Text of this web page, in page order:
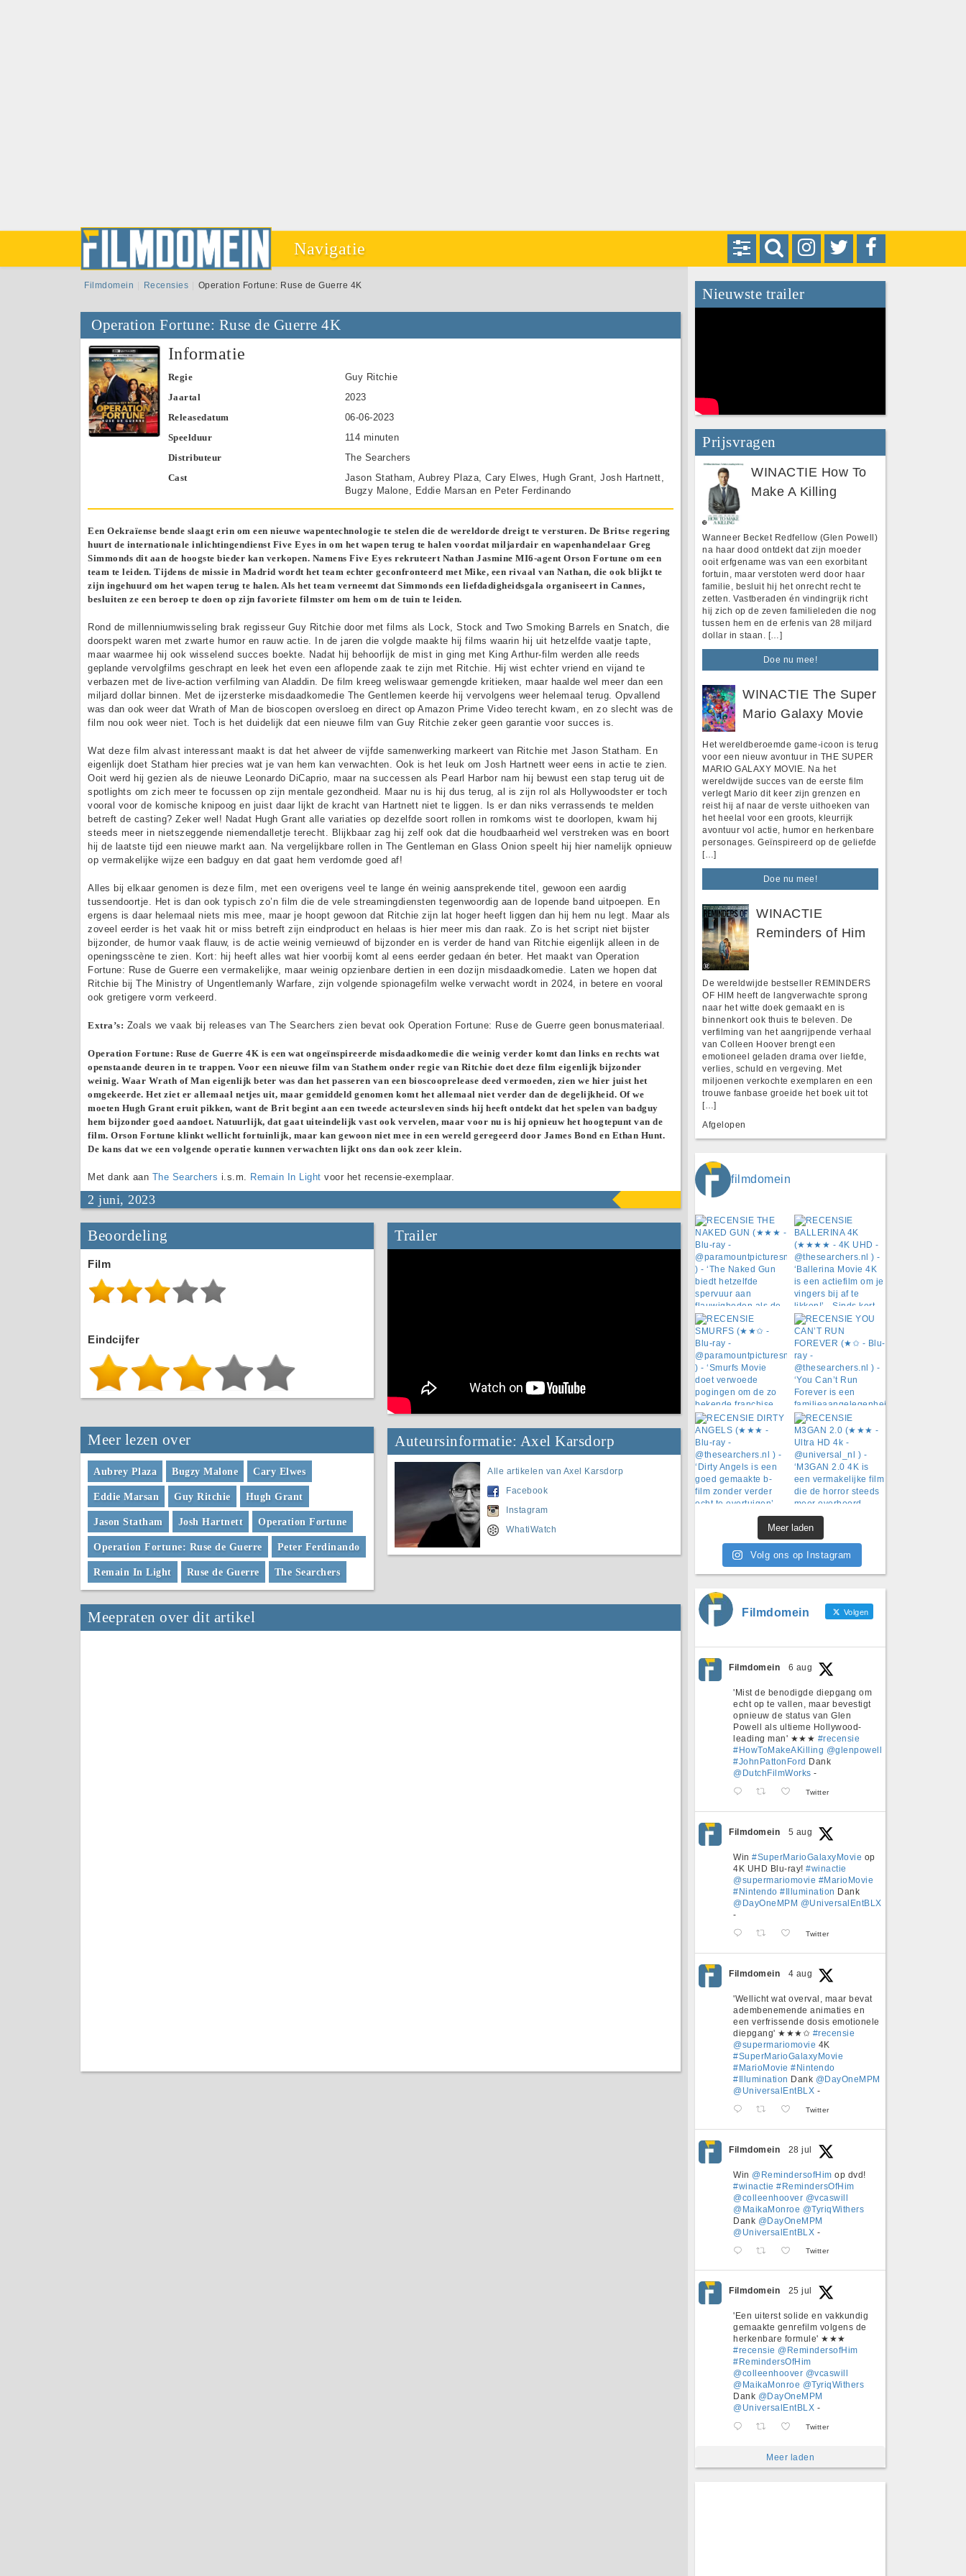
Navigatie
Filmdomein Recensies Operation Fortune: Ruse de Guerre 4K
Operation Fortune: Ruse de Guerre 4K
Informatie
Regie
Guy Ritchie
Jaartal
2023
Releasedatum
06-06-2023
Speelduur
114 minuten
Distributeur
The Searchers
Cast
Jason Statham, Aubrey Plaza, Cary Elwes, Hugh Grant, Josh Hartnett,
Bugzy Malone, Eddie Marsan en Peter Ferdinando
Een Oekraïense bende slaagt erin om een nieuwe wapentechnologie te stelen die de wereldorde dreigt te versturen. De Britse regering
huurt de internationale inlichtingendienst Five Eyes in om het wapen terug te halen voordat miljardair en wapenhandelaar Greg
Simmonds dit aan de hoogste bieder kan verkopen. Namens Five Eyes rekruteert Nathan Jasmine MI6-agent Orson Fortune om een
team te leiden. Tijdens de missie in Madrid wordt het team echter geconfronteerd met Mike, een rivaal van Nathan, die ook blijkt te
zijn ingehuurd om het wapen terug te halen. Als het team verneemt dat Simmonds een liefdadigheidsgala organiseert in Cannes,
besluiten ze een beroep te doen op zijn favoriete filmster om hem om de tuin te leiden.
Rond de millenniumwisseling brak regisseur Guy Ritchie door met films als Lock, Stock and Two Smoking Barrels en Snatch, die
doorspekt waren met zwarte humor en rauw actie. In de jaren die volgde maakte hij films waarin hij uit hetzelfde vaatje tapte,
maar waarmee hij ook wisselend succes boekte. Nadat hij behoorlijk de mist in ging met King Arthur-film werden alle reeds
geplande vervolgfilms geschrapt en leek het even een aflopende zaak te zijn met Ritchie. Hij wist echter vriend en vijand te
verbazen met de live-action verfilming van Aladdin. De film kreeg weliswaar gemengde kritieken, maar haalde wel meer dan een
miljard dollar binnen. Met de ijzersterke misdaadkomedie The Gentlemen keerde hij vervolgens weer helemaal terug. Opvallend
was dan ook weer dat Wrath of Man de bioscopen oversloeg en direct op Amazon Prime Video terecht kwam, en zo slecht was de
film nou ook weer niet. Toch is het duidelijk dat een nieuwe film van Guy Ritchie zeker geen garantie voor succes is.
Wat deze film alvast interessant maakt is dat het alweer de vijfde samenwerking markeert van Ritchie met Jason Statham. En
eigenlijk doet Statham hier precies wat je van hem kan verwachten. Ook is het leuk om Josh Hartnett weer eens in actie te zien.
Ooit werd hij gezien als de nieuwe Leonardo DiCaprio, maar na successen als Pearl Harbor nam hij bewust een stap terug uit de
spotlights om zich meer te focussen op zijn mentale gezondheid. Maar nu is hij dus terug, al is zijn rol als Hollywoodster er toch
vooral voor de komische knipoog en juist daar lijkt de kracht van Hartnett niet te liggen. Is er dan niks verrassends te melden
betreft de casting? Zeker wel! Nadat Hugh Grant alle variaties op dezelfde soort rollen in romkoms wist te doorlopen, kwam hij
steeds meer in nietszeggende niemendalletje terecht. Blijkbaar zag hij zelf ook dat die houdbaarheid wel verstreken was en boort
hij de laatste tijd een nieuwe markt aan. Na vergelijkbare rollen in The Gentleman en Glass Onion speelt hij hier namelijk opnieuw
op vermakelijke wijze een badguy en dat gaat hem verdomde goed af!
Alles bij elkaar genomen is deze film, met een overigens veel te lange én weinig aansprekende titel, gewoon een aardig
tussendoortje. Het is dan ook typisch zo’n film die de vele streamingdiensten tegenwoordig aan de lopende band uitpoepen. En
ergens is daar helemaal niets mis mee, maar je hoopt gewoon dat Ritchie zijn lat hoger heeft liggen dan hij hem nu legt. Maar als
zoveel eerder is het vaak hit or miss betreft zijn eindproduct en helaas is hier meer mis dan raak. Zo is het script niet bijster
bijzonder, de humor vaak flauw, is de actie weinig vernieuwd of bijzonder en is verder de hand van Ritchie eigenlijk alleen in de
openingsscène te zien. Kort: hij heeft alles wat hier voorbij komt al eens eerder gedaan én beter. Het maakt van Operation
Fortune: Ruse de Guerre een vermakelijke, maar weinig opzienbare dertien in een dozijn misdaadkomedie. Laten we hopen dat
Ritchie bij The Ministry of Ungentlemanly Warfare, zijn volgende spionagefilm welke verwacht wordt in 2024, in betere en vooral
ook gretigere vorm verkeerd.
Extra’s: Zoals we vaak bij releases van The Searchers zien bevat ook Operation Fortune: Ruse de Guerre geen bonusmateriaal.
Operation Fortune: Ruse de Guerre 4K is een wat ongeïnspireerde misdaadkomedie die weinig verder komt dan links en rechts wat
openstaande deuren in te trappen. Voor een nieuwe film van Stathem onder regie van Ritchie doet deze film eigenlijk bijzonder
weinig. Waar Wrath of Man eigenlijk beter was dan het passeren van een bioscooprelease deed vermoeden, zien we hier juist het
omgekeerde. Het ziet er allemaal netjes uit, maar gemiddeld genomen komt het allemaal niet verder dan de degelijkheid. Of we
moeten Hugh Grant eruit pikken, want de Brit begint aan een tweede acteursleven sinds hij heeft ontdekt dat het spelen van badguy
hem bijzonder goed aandoet. Natuurlijk, dat gaat uiteindelijk vast ook vervelen, maar voor nu is hij opnieuw het hoogtepunt van de
film. Orson Fortune klinkt wellicht fortuinlijk, maar kan gewoon niet mee in een wereld geregeerd door James Bond en Ethan Hunt.
De kans dat we een volgende operatie kunnen verwachten lijkt ons dan ook zeer klein.
Met dank aan The Searchers i.s.m. Remain In Light voor het recensie-exemplaar.
2 juni, 2023
Beoordeling
Film
Eindcijfer
Trailer
Meer lezen over
Aubrey Plaza Bugzy Malone Cary Elwes
Eddie Marsan Guy Ritchie Hugh Grant
Jason Statham Josh Hartnett Operation Fortune
Operation Fortune: Ruse de Guerre Peter Ferdinando
Remain In Light Ruse de Guerre The Searchers
Auteursinformatie: Axel Karsdorp
Alle artikelen van Axel Karsdorp
Facebook
Instagram
WhatiWatch
Meepraten over dit artikel
Nieuwste trailer
Prijsvragen
WINACTIE How To
Make A Killing
Wanneer Becket Redfellow (Glen Powell)
na haar dood ontdekt dat zijn moeder
ooit erfgename was van een exorbitant
fortuin, maar verstoten werd door haar
familie, besluit hij het onrecht recht te
zetten. Vastberaden én vindingrijk richt
hij zich op de zeven familieleden die nog
tussen hem en de erfenis van 28 miljard
dollar in staan. […]
Doe nu mee!
WINACTIE The Super
Mario Galaxy Movie
Het wereldberoemde game-icoon is terug
voor een nieuw avontuur in THE SUPER
MARIO GALAXY MOVIE. Na het
wereldwijde succes van de eerste film
verlegt Mario dit keer zijn grenzen en
reist hij af naar de verste uithoeken van
het heelal voor een groots, kleurrijk
avontuur vol actie, humor en herkenbare
personages. Geïnspireerd op de geliefde
[…]
Doe nu mee!
WINACTIE
Reminders of Him
De wereldwijde bestseller REMINDERS
OF HIM heeft de langverwachte sprong
naar het witte doek gemaakt en is
binnenkort ook thuis te beleven. De
verfilming van het aangrijpende verhaal
van Colleen Hoover brengt een
emotioneel geladen drama over liefde,
verlies, schuld en vergeving. Met
miljoenen verkochte exemplaren en een
trouwe fanbase groeide het boek uit tot
[…]
Afgelopen
filmdomein
Meer laden
Volg ons op Instagram
Filmdomein Volgen
Filmdomein 6 aug
'Mist de benodigde diepgang om
echt op te vallen, maar bevestigt
opnieuw de status van Glen
Powell als ultieme Hollywood-
leading man' ★★★ #recensie
#HowToMakeAKilling @glenpowell
#JohnPattonFord Dank
@DutchFilmWorks -
Twitter
Filmdomein 5 aug
Win #SuperMarioGalaxyMovie op
4K UHD Blu-ray! #winactie
@supermariomovie #MarioMovie
#Nintendo #Illumination Dank
@DayOneMPM @UniversalEntBLX
-
Twitter
Filmdomein 4 aug
'Wellicht wat overval, maar bevat
adembenemende animaties en
een verfrissende dosis emotionele
diepgang' ★★★✩ #recensie
@supermariomovie 4K
#SuperMarioGalaxyMovie
#MarioMovie #Nintendo
#Illumination Dank @DayOneMPM
@UniversalEntBLX -
Twitter
Filmdomein 28 jul
Win @RemindersofHim op dvd!
#winactie #RemindersOfHim
@colleenhoover @vcaswill
@MaikaMonroe @TyriqWithers
Dank @DayOneMPM
@UniversalEntBLX -
Twitter
Filmdomein 25 jul
'Een uiterst solide en vakkundig
gemaakte genrefilm volgens de
herkenbare formule' ★★★
#recensie @RemindersofHim
#RemindersOfHim
@colleenhoover @vcaswill
@MaikaMonroe @TyriqWithers
Dank @DayOneMPM
@UniversalEntBLX -
Twitter
Meer laden